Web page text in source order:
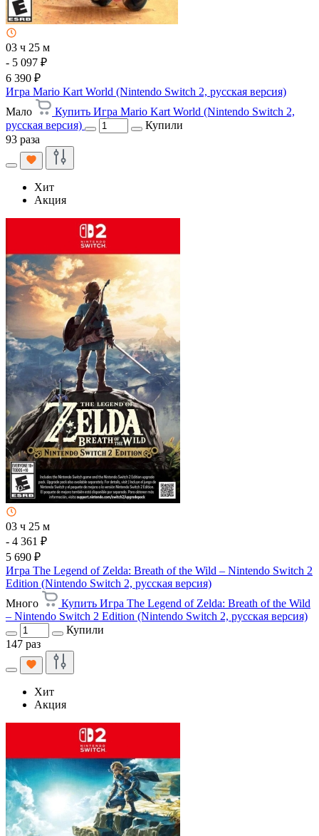
03 ч 25 м
- 5 097 ₽
6 390 ₽
Игра Mario Kart World (Nintendo Switch 2, русская версия)
Мало
Купить Игра Mario Kart World (Nintendo Switch 2,
русская версия)
Купили
93 раза
Хит
Акция
03 ч 25 м
- 4 361 ₽
5 690 ₽
Игра The Legend of Zelda: Breath of the Wild – Nintendo Switch 2
Edition (Nintendo Switch 2, русская версия)
Много
Купить Игра The Legend of Zelda: Breath of the Wild
– Nintendo Switch 2 Edition (Nintendo Switch 2, русская версия)
Купили
147 раз
Хит
Акция